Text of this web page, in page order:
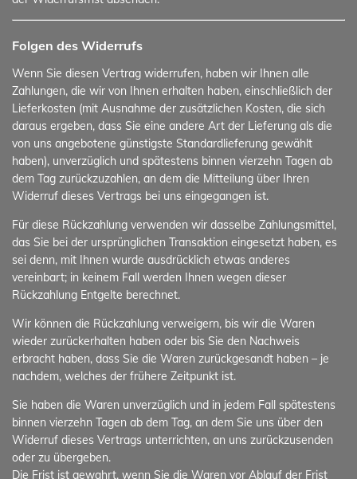
Folgen des Widerrufs
Wenn Sie diesen Vertrag widerrufen, haben wir Ihnen alle
Zahlungen, die wir von Ihnen erhalten haben, einschließlich der
Lieferkosten (mit Ausnahme der zusätzlichen Kosten, die sich
daraus ergeben, dass Sie eine andere Art der Lieferung als die
von uns angebotene günstigste Standardlieferung gewählt
haben), unverzüglich und spätestens binnen vierzehn Tagen ab
dem Tag zurückzuzahlen, an dem die Mitteilung über Ihren
Widerruf dieses Vertrags bei uns eingegangen ist.
Für diese Rückzahlung verwenden wir dasselbe Zahlungsmittel,
das Sie bei der ursprünglichen Transaktion eingesetzt haben, es
sei denn, mit Ihnen wurde ausdrücklich etwas anderes
vereinbart; in keinem Fall werden Ihnen wegen dieser
Rückzahlung Entgelte berechnet.
Wir können die Rückzahlung verweigern, bis wir die Waren
wieder zurückerhalten haben oder bis Sie den Nachweis
erbracht haben, dass Sie die Waren zurückgesandt haben – je
nachdem, welches der frühere Zeitpunkt ist.
Sie haben die Waren unverzüglich und in jedem Fall spätestens
binnen vierzehn Tagen ab dem Tag, an dem Sie uns über den
Widerruf dieses Vertrags unterrichten, an uns zurückzusenden
oder zu übergeben.
Die Frist ist gewahrt, wenn Sie die Waren vor Ablauf der Frist